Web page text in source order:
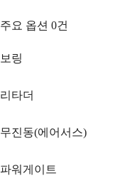
주요 옵션 0건
보링
리타더
무진동(에어서스)
파워게이트